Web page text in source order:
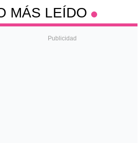
MÁS LEÍDO